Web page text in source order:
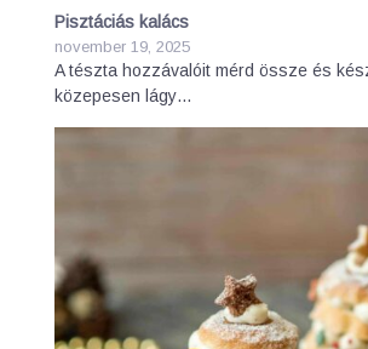
Pisztáciás kalács
november 19, 2025
A tészta hozzávalóit mérd össze és
közepesen lágy…